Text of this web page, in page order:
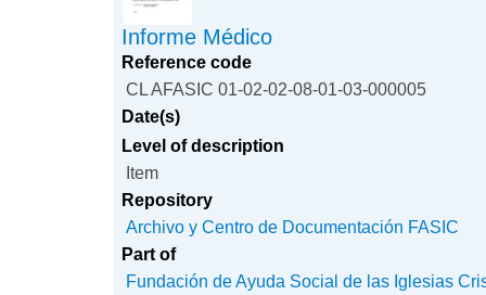
Informe Médico
Reference code
CL AFASIC 01-02-02-08-01-03-000005
Date(s)
Level of description
Item
Repository
Archivo y Centro de Documentación FASIC
Part of
Fundación de Ayuda Social de las Iglesias